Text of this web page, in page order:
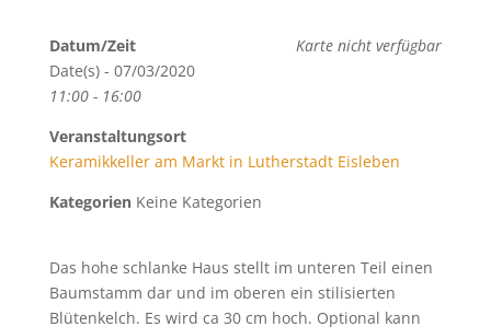
Karte nicht verfügbar
Datum/Zeit
Date(s) - 07/03/2020
11:00 - 16:00
Veranstaltungsort
Keramikkeller am Markt in Lutherstadt Eisleben
KategorienKeine Kategorien
Das hohe schlanke Haus stellt im unteren Teil einen
Baumstamm dar und im oberen ein stilisierten
Blütenkelch. Es wird ca 30 cm hoch. Optional kann